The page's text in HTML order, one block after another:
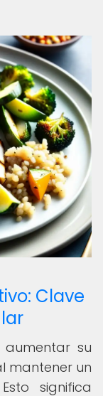
Clave
su
mantener un
significa